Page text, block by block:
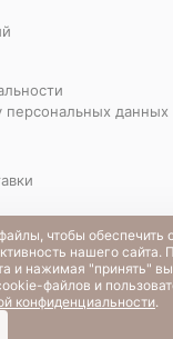
персональных данных
чтобы обеспечить
нашего сайта.
и нажимая "принять"
файлов и
конфиденциальности.